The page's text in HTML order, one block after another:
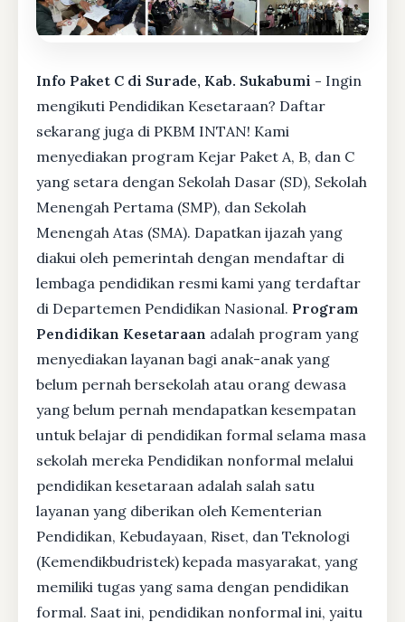
Info Paket C di Surade, Kab. Sukabumi - Ingin
mengikuti Pendidikan Kesetaraan? Daftar
sekarang juga di PKBM INTAN! Kami
menyediakan program Kejar Paket A, B, dan C
yang setara dengan Sekolah Dasar (SD), Sekolah
Menengah Pertama (SMP), dan Sekolah
Menengah Atas (SMA). Dapatkan ijazah yang
diakui oleh pemerintah dengan mendaftar di
lembaga pendidikan resmi kami yang terdaftar
di Departemen Pendidikan Nasional. Program
Pendidikan Kesetaraan adalah program yang
menyediakan layanan bagi anak-anak yang
belum pernah bersekolah atau orang dewasa
yang belum pernah mendapatkan kesempatan
untuk belajar di pendidikan formal selama masa
sekolah mereka Pendidikan nonformal melalui
pendidikan kesetaraan adalah salah satu
layanan yang diberikan oleh Kementerian
Pendidikan, Kebudayaan, Riset, dan Teknologi
(Kemendikbudristek) kepada masyarakat, yang
memiliki tugas yang sama dengan pendidikan
formal. Saat ini, pendidikan nonformal ini, yaitu